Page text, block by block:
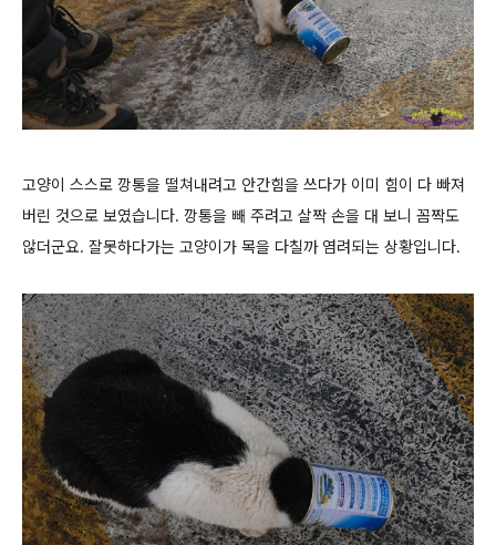
고양이 스스로 깡통을 떨쳐내려고 안간힘을 쓰다가 이미 힘이 다 빠져
버린 것으로 보였습니다. 깡통을 빼 주려고 살짝 손을 대 보니 꼼짝도
않더군요. 잘못하다가는 고양이가 목을 다칠까 염려되는 상황입니다.